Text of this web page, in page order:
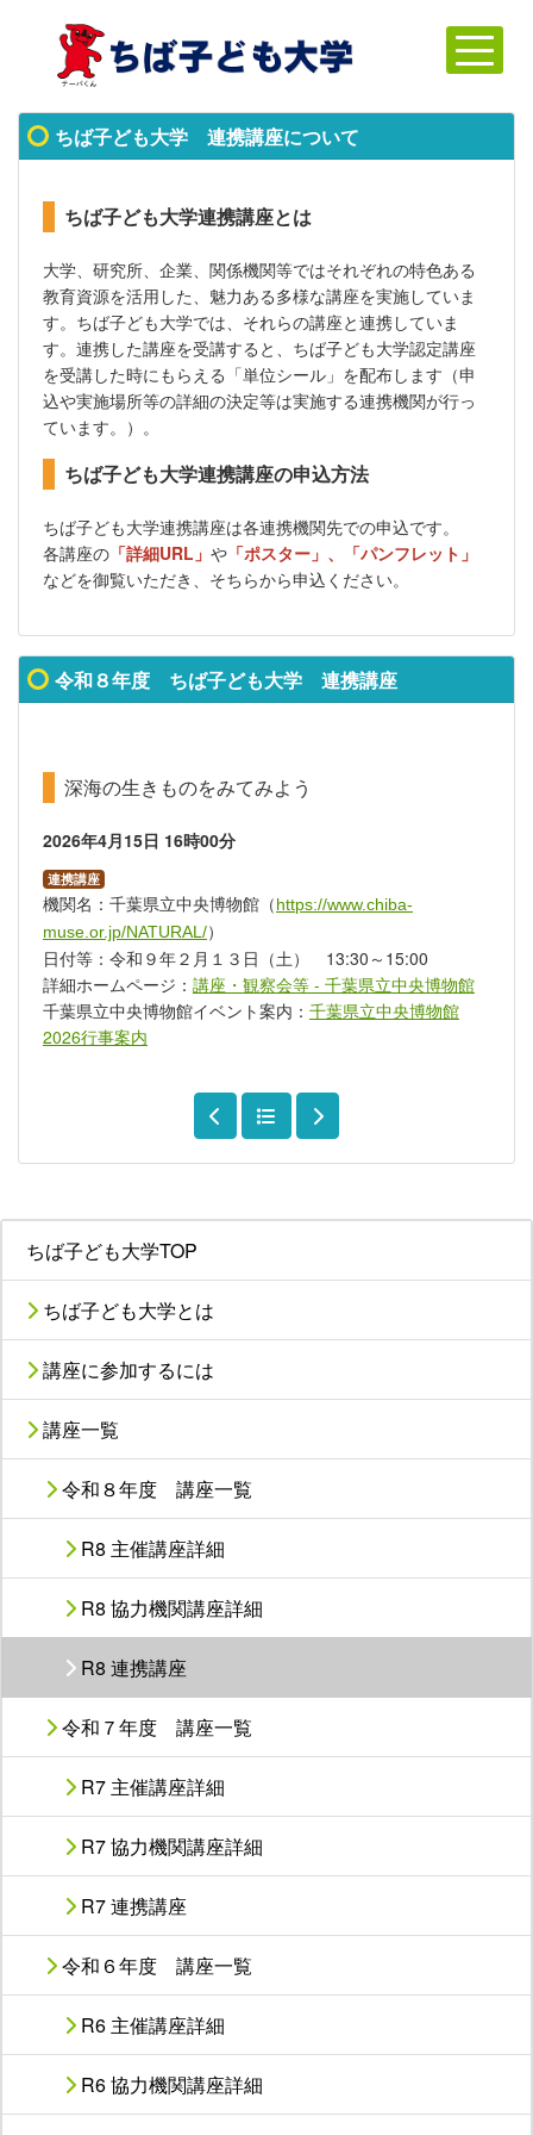
ちば子ども大学TOP
ちば子ども大学とは
講座に参加するには
講座一覧
令和８年度 講座一覧
R8 主催講座詳細
R8 協力機関講座詳細
R8 連携講座
令和７年度 講座一覧
R7 主催講座詳細
R7 協力機関講座詳細
R7 連携講座
令和６年度 講座一覧
R6 主催講座詳細
R6 協力機関講座詳細
ちば子ども大学 連携講座について
ちば子ども大学連携講座とは
大学、研究所、企業、関係機関等ではそれぞれの特色ある
教育資源を活用した、魅力ある多様な講座を実施していま
す。ちば子ども大学では、それらの講座と連携していま
す。連携した講座を受講すると、 ちば子ども大学認定講座
を受講した時にもらえる「単位シール」を配布します（申
込や実施場所等の詳細の決定等は実施する連携機関が行っ
ています。）。
ちば子ども大学連携講座の申込方法
ちば子ども大学連携講座は各連携機関先での申込です。
各講座の 「詳細URL」 や 「ポスター」、「パンフレット」
などを御覧いただき、そちらから申込ください。
令和８年度 ちば子ども大学 連携講座
深海の生きものをみてみよう
2026年4月15日 16時00分
連携講座
機関名：千葉県立中央博物館 （https://www.chiba-
muse.or.jp/NATURAL/）
日付等：令和９年２月１３日（土） 13:30～15:00
詳細ホームページ： 講座・観察会等 - 千葉県立中央博物館
千葉県立中央博物館イベント案内： 千葉県立中央博物館
2026行事案内